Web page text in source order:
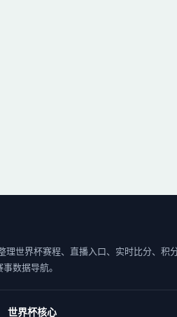
世界杯赛程、直播入口、实时比分、积
数据导航。
世界杯核心